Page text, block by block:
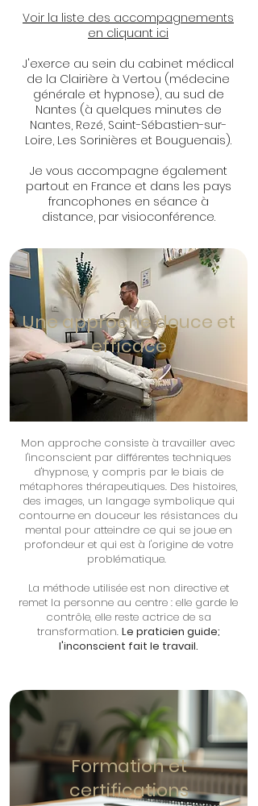
Voir la liste des accompagnements
en cliquant ici
J'exerce au sein du cabinet médical
de la Clairière à Vertou (médecine
générale et hypnose), au sud de
Nantes (à quelques minutes de
Nantes, Rezé, Saint-Sébastien-sur-
Loire, Les Sorinières et Bouguenais).
Je vous accompagne également
partout en France et dans les pays
francophones en séance à
distance, par visioconférence.
Une approche douce et
efficace
Mon approche consiste à travailler avec
l'inconscient par différentes techniques
d'hypnose, y compris par le biais de
métaphores thérapeutiques. Des histoires,
des images, un langage symbolique qui
contourne en douceur les résistances du
mental pour atteindre ce qui se joue en
profondeur et qui est à l'origine de votre
problématique.
La méthode utilisée est non directive et
remet la personne au centre : elle garde le
contrôle, elle reste actrice de sa
transformation. Le praticien guide;
l'inconscient fait le travail.
Formation et
certifications